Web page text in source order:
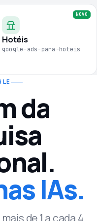
Hotéis
google-ads-para-hoteis
da
IAs.
de 1 a cada 4